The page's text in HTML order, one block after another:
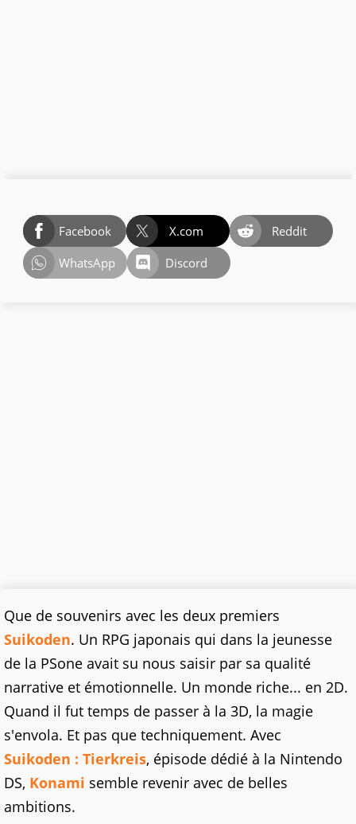
Facebook X.com
Reddit
WhatsApp
Discord
Que de souvenirs avec les deux premiers
Suikoden. Un RPG japonais qui dans la jeunesse
de la PSone avait su nous saisir par sa qualité
narrative et émotionnelle. Un monde riche... en 2D.
Quand il fut temps de passer à la 3D, la magie
s'envola. Et pas que techniquement. Avec
Suikoden : Tierkreis, épisode dédié à la Nintendo
DS, Konami semble revenir avec de belles
ambitions.